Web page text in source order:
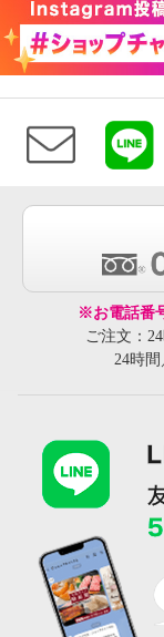
※お電話番
ご注文：
24時